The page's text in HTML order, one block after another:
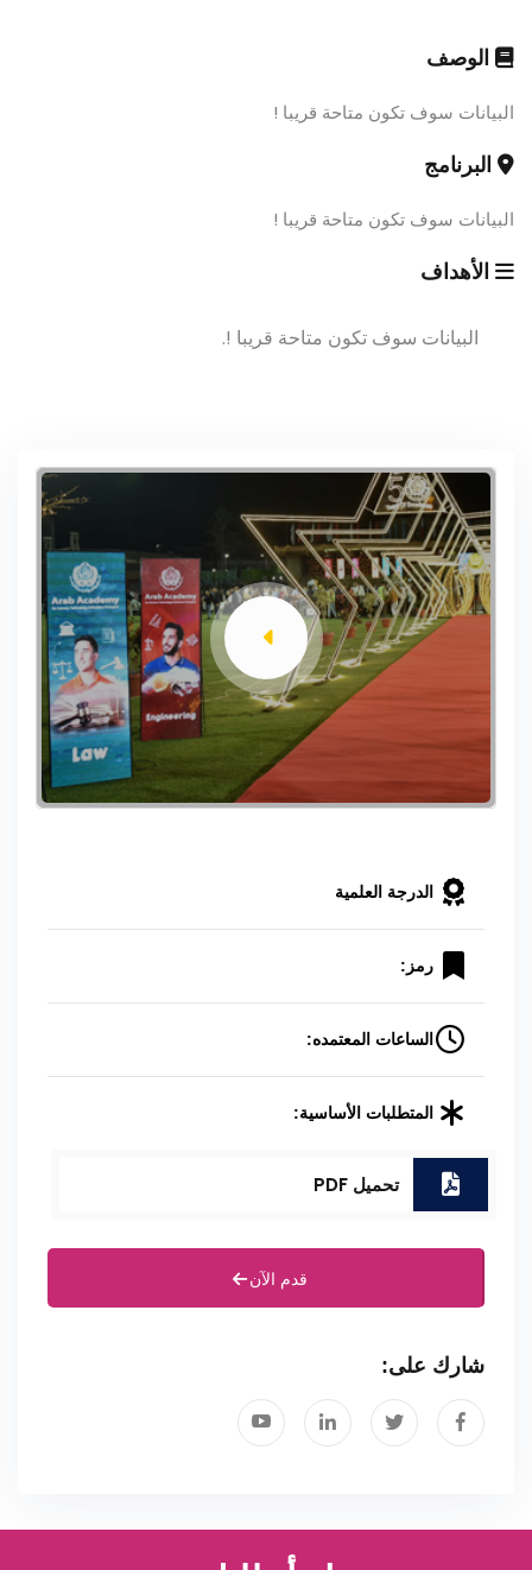
الوصف
البيانات سوف تكون متاحة قريبا !
البرنامج
البيانات سوف تكون متاحة قريبا !
الأهداف
البيانات سوف تكون متاحة قريبا !.
الدرجة العلمية
رمز:
الساعات المعتمده:
المتطلبات الأساسية:
تحميل PDF
قدم الآن
شارك على: